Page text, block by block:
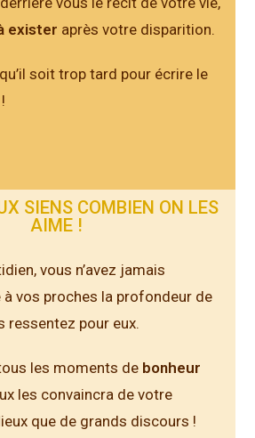
exister après votre disparition.
qu’il soit trop tard pour écrire le
SIENS COMBIEN ON LES
AIME !
vous n’avez jamais
vos proches la profondeur de
ressentez pour eux.
les moments de bonheur
les convaincra de votre
que de grands discours !